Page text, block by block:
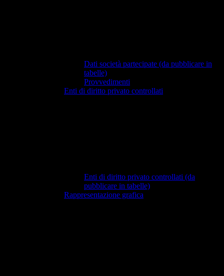
Dati società partecipate (da pubblicare in
tabelle)
Provvedimenti
Enti di diritto privato controllati
Enti di diritto privato controllati (da
pubblicare in tabelle)
Rappresentazione grafica